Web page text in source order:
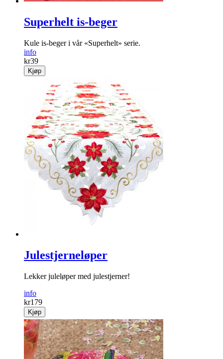
Superhelt is-beger
Kule is-beger i vår «Superhelt» serie.
info
kr39
Kjøp
Julestjerneløper
Lekker juleløper med julestjerner!
info
kr179
Kjøp